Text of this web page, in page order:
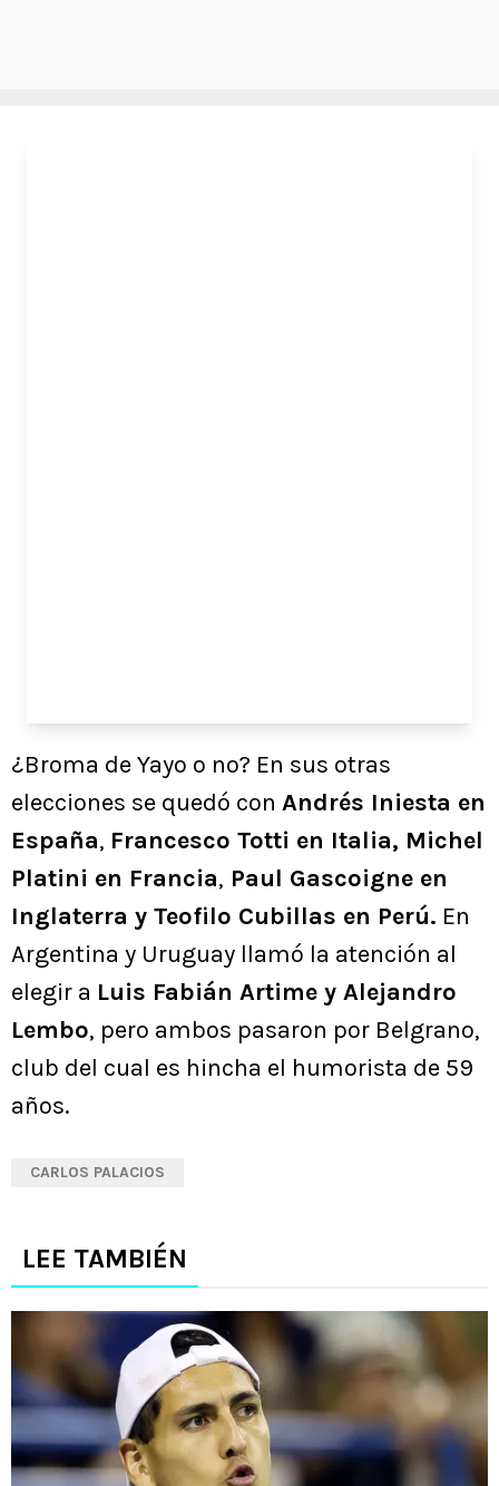
¿Broma de Yayo o no? En sus otras
elecciones se quedó con Andrés Iniesta en
España, Francesco Totti en Italia, Michel
Platini en Francia, Paul Gascoigne en
Inglaterra y Teofilo Cubillas en Perú. En
Argentina y Uruguay llamó la atención al
elegir a Luis Fabián Artime y Alejandro
Lembo, pero ambos pasaron por Belgrano,
club del cual es hincha el humorista de 59
años.
CARLOS PALACIOS
LEE TAMBIÉN